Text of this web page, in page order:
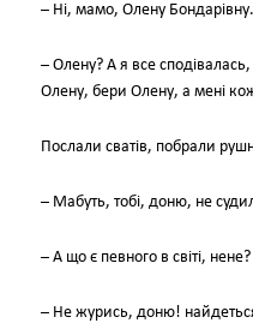
– Ні, мамо, Олену Бондарівну.
– Олену? А я все
Олену, бери Олену, а мені
Послали сватів, побрали
– Мабуть, тобі, доню, не
– А що є певного в світі,
– Не журись, доню!